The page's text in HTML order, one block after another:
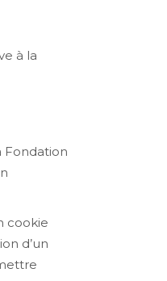
à la
Fondation
cookie
d’un